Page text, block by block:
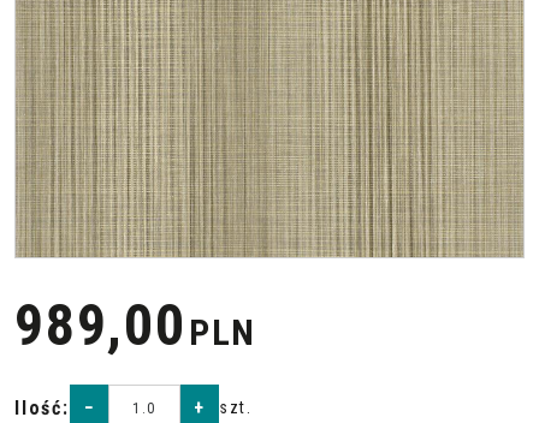
989,00 PLN
Ilość: − + szt.